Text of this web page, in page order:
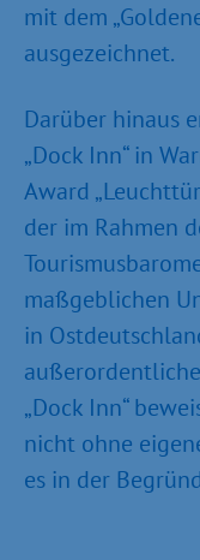
mit dem
ausgezeichnet.
Darüber hinaus
„Dock Inn“ in
Award
der im Rahmen
maßgeblichen
in
„Dock Inn“
nicht ohne
es in der